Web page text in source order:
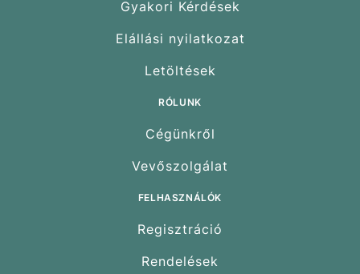
Gyakori Kérdések
Elállási nyilatkozat
Letöltések
RÓLUNK
Cégünkről
Vevőszolgálat
FELHASZNÁLÓK
Regisztráció
Rendelések